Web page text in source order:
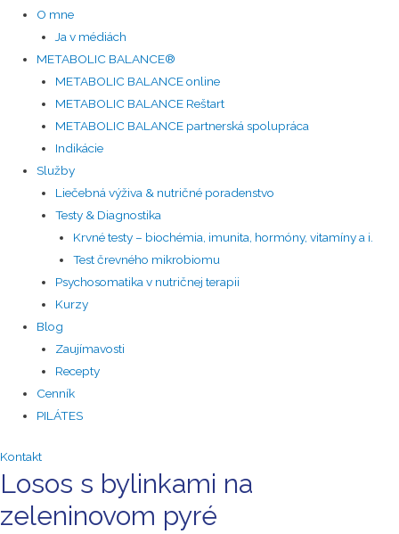
O mne
Ja v médiách
METABOLIC BALANCE®
METABOLIC BALANCE online
METABOLIC BALANCE Reštart
METABOLIC BALANCE partnerská spolupráca
Indikácie
Služby
Liečebná výživa & nutričné poradenstvo
Testy & Diagnostika
Krvné testy – biochémia, imunita, hormóny, vitamíny a i.
Test črevného mikrobiomu
Psychosomatika v nutričnej terapii
Kurzy
Blog
Zaujímavosti
Recepty
Cenník
PILÁTES
Kontakt
Losos s bylinkami na
zeleninovom pyré